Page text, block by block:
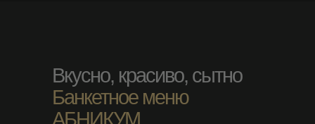
Вкусно, красиво, сытно
Банкетное меню
АБНИКУМ